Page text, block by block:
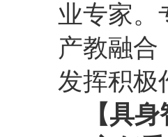
业专家。
产教融合
发挥积极
【具身